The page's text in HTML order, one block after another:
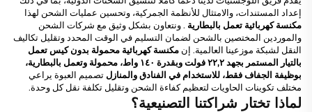
إعداد المستندات، والامتثال للأنظمة الجمركية، وتحسين عمليات الشحن لهذا
مكنسة كهربائية تعمل بالبطارية . ونتعاون بشكل وثيق مع شركات الشحن
والموردين المختصين بالشحن لضمان التسليم في الوقت المحدد وتقليل تكاليف
النقل لشبكة موزعينا العالمية. إن مكنسة كهربائية محمولة بدون كيس تعمل
بالتيار المستمر بجهد ٢٢,٢ فولت وبقدرة ١٤٠ واط، محمولة وتعمل بالبطارية،
بوظيفة الجفاف فقط، للاستخدام في الفنادق والمنازل تصميم العبوة يراعي
مختلف تكوينات الحاويات لتعظيم كفاءة الشحن وتقليل تكلفة نقل كل وحدة.
لماذا تختار شراكتنا التصنيعية؟